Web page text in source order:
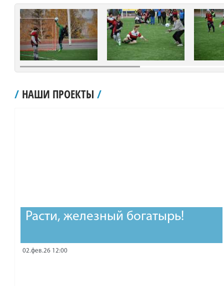
Scroll LeftScroll Right
/ НАШИ ПРОЕКТЫ /
Расти, железный богатырь!
02.фев.26 12:00